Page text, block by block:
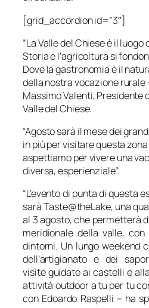
[grid_accordion id=”3″]
”La Valle del Chiese è il
Storia e l’agricoltura si
Dove la gastronomia è il
della nostra vocazione rurale
Massimo Valenti, Presidente
Valle del Chiese.
“Agosto sarà il mese dei
in più per visitare questa zona
aspettiamo per vivere una
diversa, esperienziale”.
“L’evento di punta di questa
sarà Taste@theLake, una
al 3 agosto, che permetterà
meridionale della valle,
dintorni. Un lungo weekend
dell’artigianato e dei
visite guidate ai castelli e
attività outdoor a tu per tu
con Edoardo Raspelli – ha